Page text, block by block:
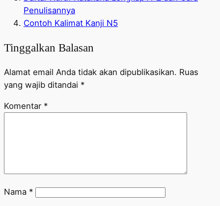
Penulisannya
Contoh Kalimat Kanji N5
Tinggalkan Balasan
Alamat email Anda tidak akan dipublikasikan. Ruas
yang wajib ditandai *
Komentar *
Nama *